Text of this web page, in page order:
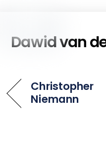
Dawid van
Christopher
Niemann